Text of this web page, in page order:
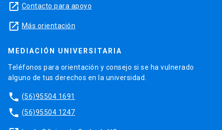
launch Contacto para apoyo
launch Más orientación
MEDIACIÓN UNIVERSITARIA
Teléfonos para orientación y consejo si se ha vulnerado
alguno de tus derechos en la universidad.
phone (56)95504 1691
phone (56)95504 1247